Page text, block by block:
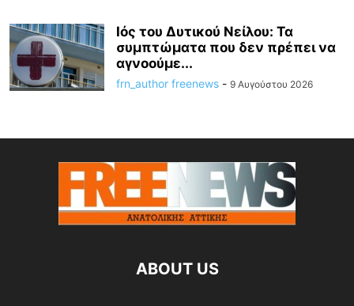
Ιός του Δυτικού Νείλου: Τα
συμπτώματα που δεν πρέπει να
αγνοούμε...
frn_author freenews - 9 Αυγούστου 2026
ABOUT US